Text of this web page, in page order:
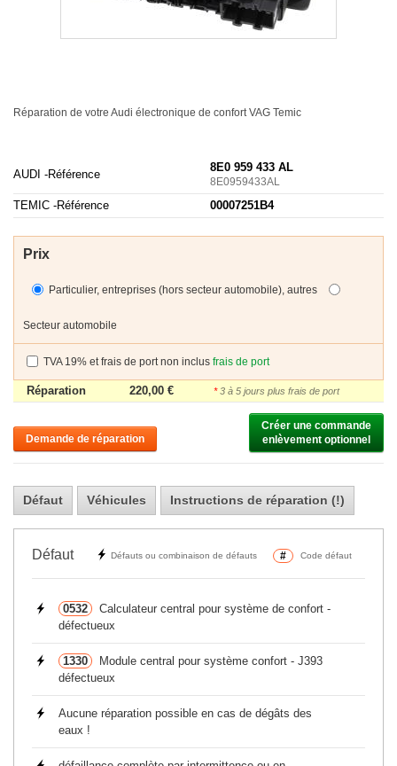
Réparation de votre Audi électronique de confortVAG Temic
AUDI -Référence
8E0 959 433 AL
8E0959433AL
TEMIC -Référence 00007251B4
Prix
Particulier, entreprises (hors secteur automobile), autres
Secteur automobile
TVA 19% et frais de port non inclus frais de port
Réparation 220,00 € *3 à 5 jours plus frais de port
Demande de réparation
Créer une commande
enlèvement optionnel
Défaut Véhicules Instructions de réparation (!)
Défaut Défauts ou combinaison de défauts # Code défaut
0532
Calculateur central pour système de confort -
défectueux
1330
Module central pour système confort - J393
défectueux
Aucune réparation possible en cas de dégâts des
eaux !